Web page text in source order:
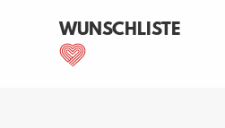
WUNSCHLISTE